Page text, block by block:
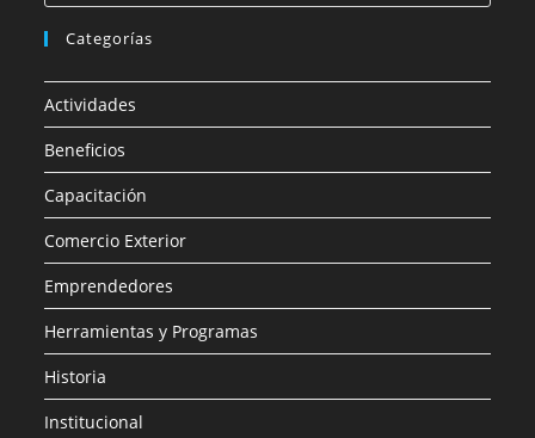
Categorías
Actividades
Beneficios
Capacitación
Comercio Exterior
Emprendedores
Herramientas y Programas
Historia
Institucional